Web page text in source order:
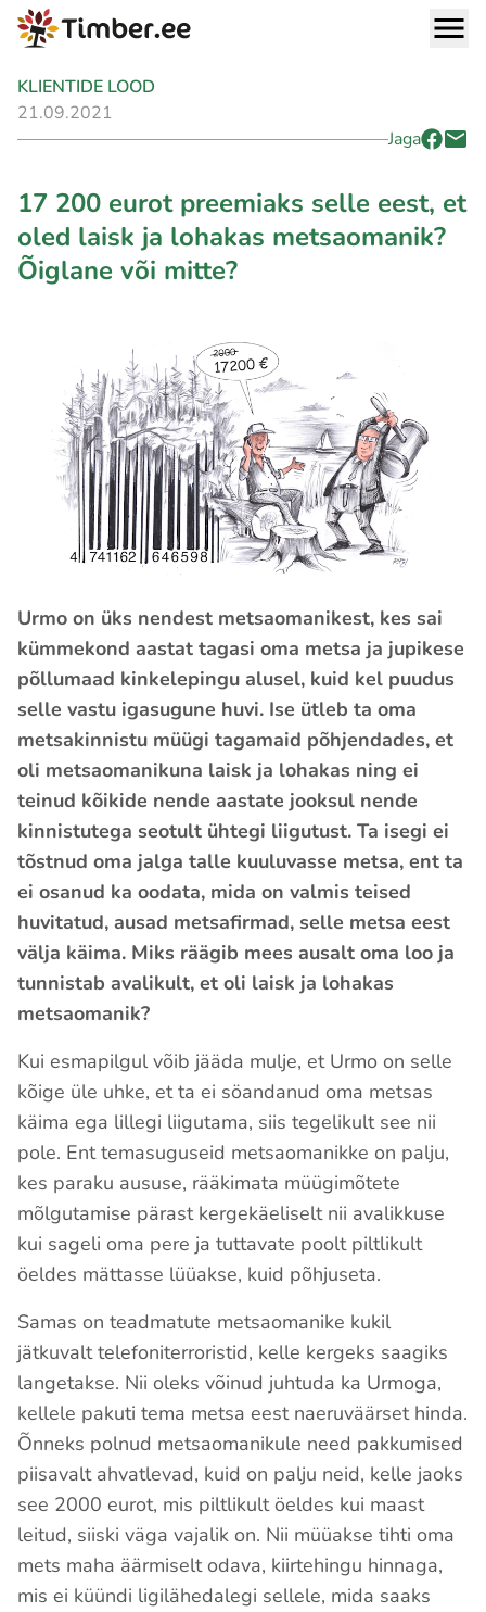
KLIENTIDE LOOD
21.09.2021
Jaga
17 200 eurot preemiaks selle eest, et
oled laisk ja lohakas metsaomanik?
Õiglane või mitte?
Urmo on üks nendest metsaomanikest, kes sai
kümmekond aastat tagasi oma metsa ja jupikese
põllumaad kinkelepingu alusel, kuid kel puudus
selle vastu igasugune huvi. Ise ütleb ta oma
metsakinnistu müügi tagamaid põhjendades, et
oli metsaomanikuna laisk ja lohakas ning ei
teinud kõikide nende aastate jooksul nende
kinnistutega seotult ühtegi liigutust. Ta isegi ei
tõstnud oma jalga talle kuuluvasse metsa, ent ta
ei osanud ka oodata, mida on valmis teised
huvitatud, ausad metsafirmad, selle metsa eest
välja käima. Miks räägib mees ausalt oma loo ja
tunnistab avalikult, et oli laisk ja lohakas
metsaomanik?
Kui esmapilgul võib jääda mulje, et Urmo on selle
kõige üle uhke, et ta ei söandanud oma metsas
käima ega lillegi liigutama, siis tegelikult see nii
pole. Ent temasuguseid metsaomanikke on palju,
kes paraku aususe, rääkimata müügimõtete
mõlgutamise pärast kergekäeliselt nii avalikkuse
kui sageli oma pere ja tuttavate poolt piltlikult
öeldes mättasse lüüakse, kuid põhjuseta.
Samas on teadmatute metsaomanike kukil
jätkuvalt telefoniterroristid, kelle kergeks saagiks
langetakse. Nii oleks võinud juhtuda ka Urmoga,
kellele pakuti tema metsa eest naeruväärset hinda.
Õnneks polnud metsaomanikule need pakkumised
piisavalt ahvatlevad, kuid on palju neid, kelle jaoks
see 2000 eurot, mis piltlikult öeldes kui maast
leitud, siiski väga vajalik on. Nii müüakse tihti oma
mets maha äärmiselt odava, kiirtehingu hinnaga,
mis ei küündi ligilähedalegi sellele, mida saaks